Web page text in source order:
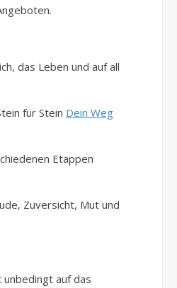
das Leben und auf all
für Stein Dein Weg
Etappen
Zuversicht, Mut und
unbedingt auf das